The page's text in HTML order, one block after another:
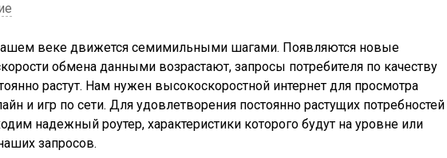
веке движется семимильными шагами. Появляются новые
обмена данными возрастают, запросы потребителя по качеству
растут. Нам нужен высокоскоростной интернет для просмотра
и игр по сети. Для удовлетворения постоянно растущих потребностей
надежный роутер, характеристики которого будут на уровне или
запросов.